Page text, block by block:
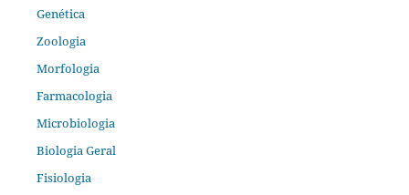
Genética
Zoologia
Morfologia
Farmacologia
Microbiologia
Biologia Geral
Fisiologia